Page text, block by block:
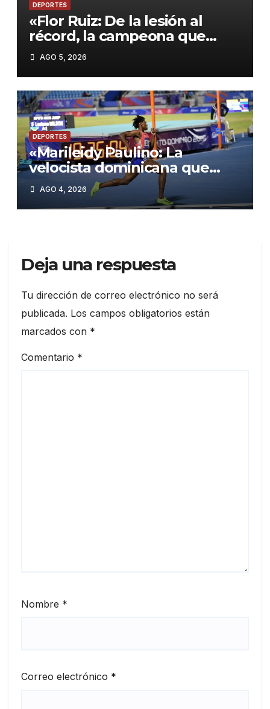
DEPORTES
«Flor Ruiz: De la lesión al
récord, la campeona que
inspiró a Colombia en Santo
Domingo 2026»
AGO 5, 2026
DEPORTES
«Marileidy Paulino: La
velocista dominicana que
enciende los Juegos
Centroamericanos 2026»
AGO 4, 2026
Deja una respuesta
Tu dirección de correo electrónico no será
publicada. Los campos obligatorios están
marcados con *
Comentario *
Nombre *
Correo electrónico *